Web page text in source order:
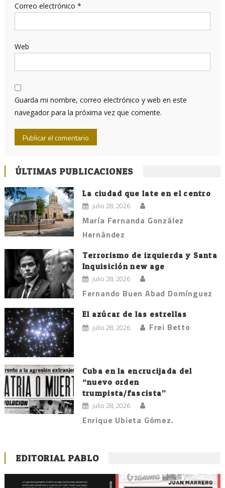
Correo electrónico *
Web
Guarda mi nombre, correo electrónico y web en este
navegador para la próxima vez que comente.
ÚLTIMAS PUBLICACIONES
La ciudad que late en el centro
julio 28, 2026
María Fernanda González
Hernández
Terrorismo de izquierda y Santa
Inquisición new age
julio 28, 2026
Fernando Buen Abad Domínguez
El azúcar de las estrellas
julio 28, 2026 Frei Betto
Cuba en la encrucijada del
“nuevo orden
trumpista/fascista”
julio 28, 2026
Enrique Ubieta Gómez.
EDITORIAL PABLO